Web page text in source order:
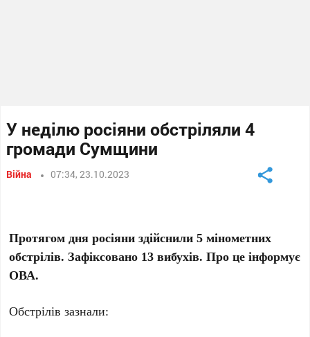
У неділю росіяни обстріляли 4
громади Сумщини
Війна 07:34, 23.10.2023
Протягом дня росіяни здійснили 5 мінометних
обстрілів. Зафіксовано 13 вибухів. Про це інформує
ОВА.
Обстрілів зазнали: